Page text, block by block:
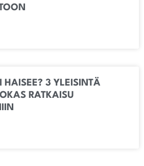
HAISEE? 3 YLEISINTÄ
RATKAISU